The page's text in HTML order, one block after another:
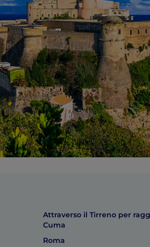
Attraverso il Tirreno per
Cuma
Roma